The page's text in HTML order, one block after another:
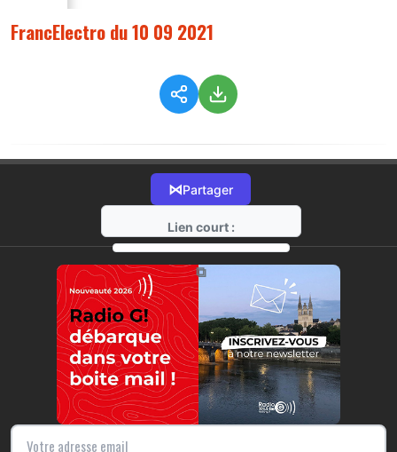
FrancElectro du 10 09 2021
⋈Partager
Lien court :
https://radio-g.fr?6167
⧉